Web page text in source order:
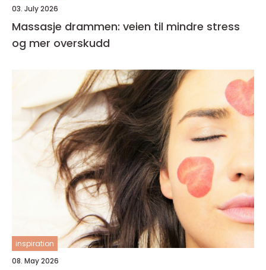
03. July 2026
Massasje drammen: veien til mindre stress
og mer overskudd
inspiration
08. May 2026